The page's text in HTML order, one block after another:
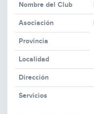
Nombre del Club
Asociación
Provincia
Localidad
Dirección
Servicios